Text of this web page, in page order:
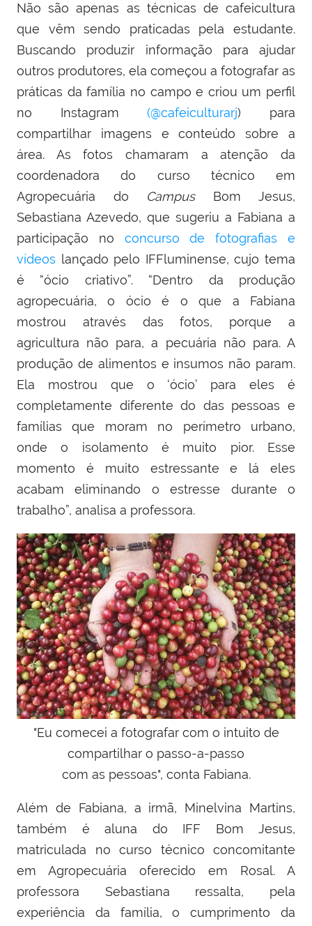
Não são apenas as técnicas de cafeicultura
que vêm sendo praticadas pela estudante.
Buscando produzir informação para ajudar
outros produtores, ela começou a fotografar as
práticas da família no campo e criou um perfil
no Instagram(@cafeiculturarj) para
compartilhar imagens e conteúdo sobre a
área. As fotos chamaram a atenção da
coordenadora do curso técnico em
Agropecuária do CampusBom Jesus,
Sebastiana Azevedo, que sugeriu a Fabiana a
participação no concurso de fotografias e
vídeos lançado pelo IFFluminense, cujo tema
é “ócio criativo”. “Dentro da produção
agropecuária, o ócio é o que a Fabiana
mostrou através das fotos, porque a
agricultura não para, a pecuária não para. A
produção de alimentos e insumos não param.
Ela mostrou que o ‘ócio’ para eles é
completamente diferente do das pessoas e
famílias que moram no perímetro urbano,
onde o isolamento é muito pior. Esse
momento é muito estressante e lá eles
acabam eliminando o estresse durante o
trabalho”, analisa a professora.
"Eu comecei a fotografar com o intuito de
compartilhar o passo-a-passo
com as pessoas", conta Fabiana.
Além de Fabiana, a irmã, Minelvina Martins,
também é aluna do IFF Bom Jesus,
matriculada no curso técnico concomitante
em Agropecuária oferecido em Rosal. A
professora Sebastiana ressalta, pela
experiência da família, o cumprimento da